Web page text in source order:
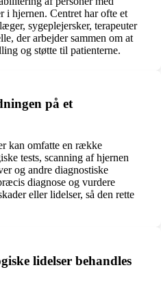
i hjernen. Centret har ofte et
sygeplejersker, terapeuter
der arbejder sammen om at
og støtte til patienterne.
på et
kan omfatte en række
tests, scanning af hjernen
og andre diagnostiske
diagnose og vurdere
eller lidelser, så den rette
lidelser behandles